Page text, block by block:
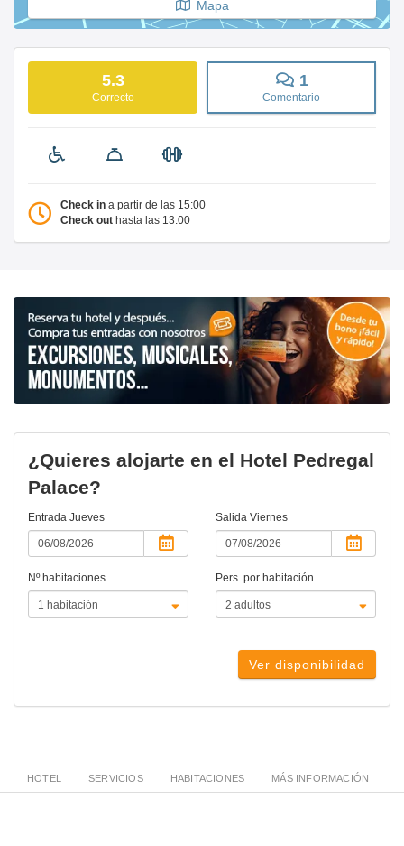
Mapa
5.3
Correcto
1
Comentario
Check in a partir de las 15:00
Check out hasta las 13:00
¿Quieres alojarte en el Hotel Pedregal
Palace?
Entrada Jueves Salida Viernes
Nº habitaciones Pers. por habitación
Ver disponibilidad
HOTEL SERVICIOS HABITACIONES MÁS INFORMACIÓN